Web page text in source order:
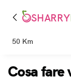
SHARRY
50 Km
Cosa fare